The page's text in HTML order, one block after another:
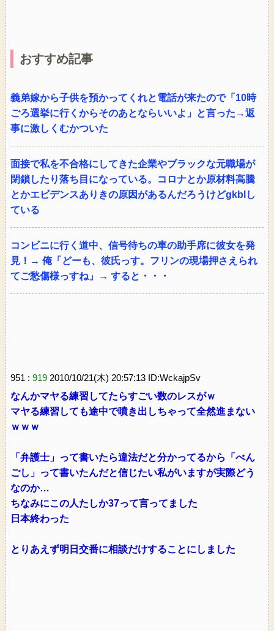
おすすめ記事
義弟嫁から子供を預かってくれと電話が来たので「10時
ごろ選挙に行くからそのあとならいいよ」と言った→返
事に激しくむかついた
面接で私を不合格にしてきた企業やブラックな元職場が
閉鎖したり落ち目になっている。コロナとか原材料高騰
とかエビデンスありきの原因があるんだろうけどgkblし
ている
コンビニに行く道中、信号待ちの車の助手席に彼女を発
見！→ 俺「どーも、彼氏っす。フリンの現場押さえられ
てご愁傷様っすね」→ すると・・・
951 : 919 2010/10/21(木) 20:57:13 ID:WckajpSv
なんかマヤる練習してたらすごい数のレスがｗ
マヤる練習しても途中で噴き出しちゃって全然進まない
ｗｗｗ
「弁護士」って書いたら違法だと分かってるから「べん
ごし」って書いたんだと信じたい私がいますが実際どう
なのか…
ちなみにこの人たしか37って言ってました
日本終わった
とりあえず明日交番に相談だけすることにしました